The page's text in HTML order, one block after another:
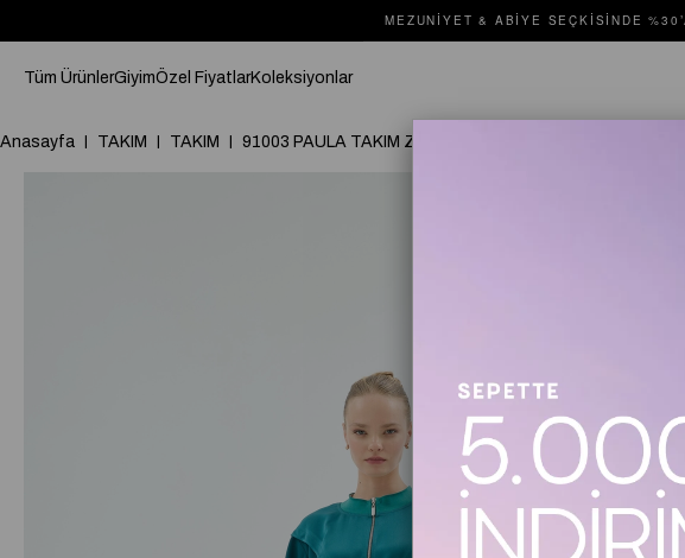
MEZUNIYET & ABIYE SEÇKISINDE
Tüm ÜrünlerGiyimÖzel FiyatlarKoleksiyonlar
Anasayfa TAKIM TAKIM 91003 PAULA TAKIM Zümrüt